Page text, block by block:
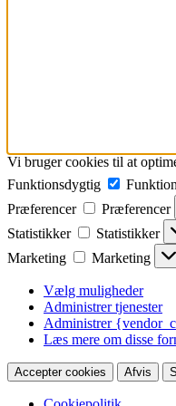
Vi bruger cookies til at
Funktionsdygtig
Præferencer
Præferencer
Statistikker
Statistikker
Marketing
Marketing
Vælg muligheder
Administrer tjenester
Administrer
Læs mere om disse
Accepter cookies Afvis